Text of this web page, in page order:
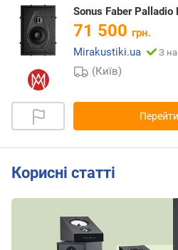
Sonus Faber Palladio
71 500 грн.
Mirakustiki.ua
З
(Київ)
Корисні статті